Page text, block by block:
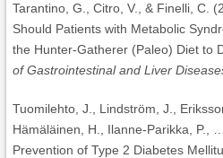
Tarantino, G., Citro, V., & Finelli, C.
Should Patients with Metabolic
the Hunter-Gatherer (Paleo) Diet to
of Gastrointestinal and Liver
Tuomilehto, J., Lindström, J.,
Hämäläinen, H., Ilanne-Parikka, P.,
Prevention of Type 2 Diabetes